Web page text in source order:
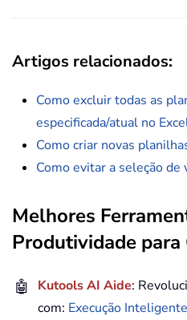
Artigos relacionados:
Como excluir todas as
especificada/atual no
Como criar novas
Como evitar a seleção de
Melhores
Produtividade para
🤖 Kutools AI Aide:
com: Execução Inteligente